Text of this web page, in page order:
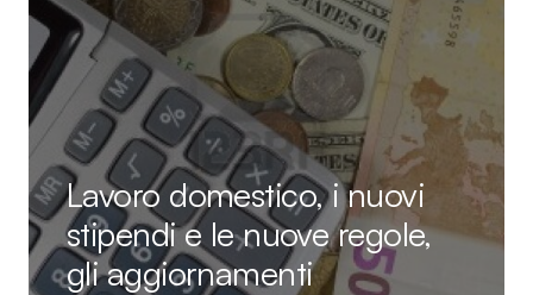
Lavoro domestico, i nuovi
stipendi e le nuove regole,
gli aggiornamenti